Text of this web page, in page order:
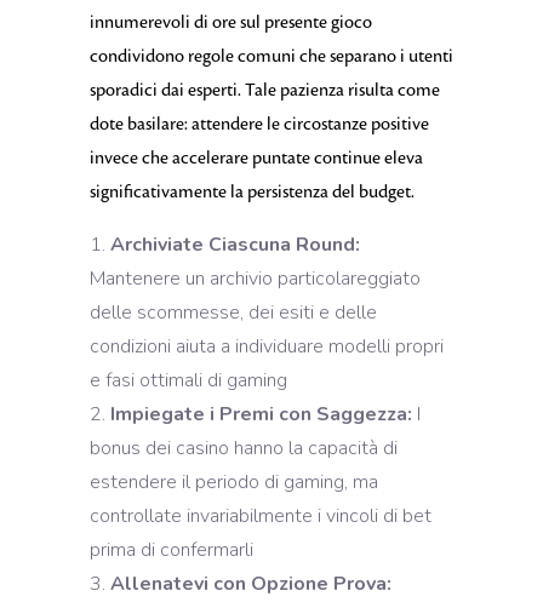
innumerevoli di ore sul presente gioco
condividono regole comuni che separano i utenti
sporadici dai esperti. Tale pazienza risulta come
dote basilare: attendere le circostanze positive
invece che accelerare puntate continue eleva
significativamente la persistenza del budget.
Archiviate Ciascuna Round:
Mantenere un archivio particolareggiato
delle scommesse, dei esiti e delle
condizioni aiuta a individuare modelli propri
e fasi ottimali di gaming
Impiegate i Premi con Saggezza: I
bonus dei casino hanno la capacità di
estendere il periodo di gaming, ma
controllate invariabilmente i vincoli di bet
prima di confermarli
Allenatevi con Opzione Prova: